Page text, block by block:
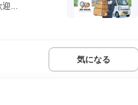
...
気になる